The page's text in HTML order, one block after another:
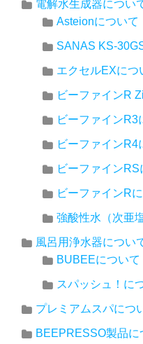
電解水生成器につい
Asteionについて
SANAS KS-
エクセルEXにつ
ビーファインR
ビーファインR3
ビーファインR4
ビーファインRS
ビーファインR
強酸性水（次亜
風呂用浄水器につい
BUBEEについて
スパッシュ！に
プレミアムスパにつ
BEEPRESSO製品に